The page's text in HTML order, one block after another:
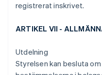
registrerat inskrivet.
ARTIKEL VII -
Utdelning
Styrelsen kan besluta